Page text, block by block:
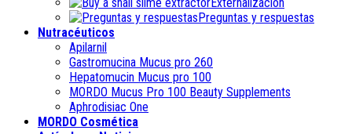
Preguntas y respuestas
Nutracéuticos
Apilarnil
Gastromucina Mucus pro 260
Hepatomucin Mucus pro 100
MORDO Mucus Pro 100 Beauty Supplements
Aphrodisiac One
MORDO Cosmética